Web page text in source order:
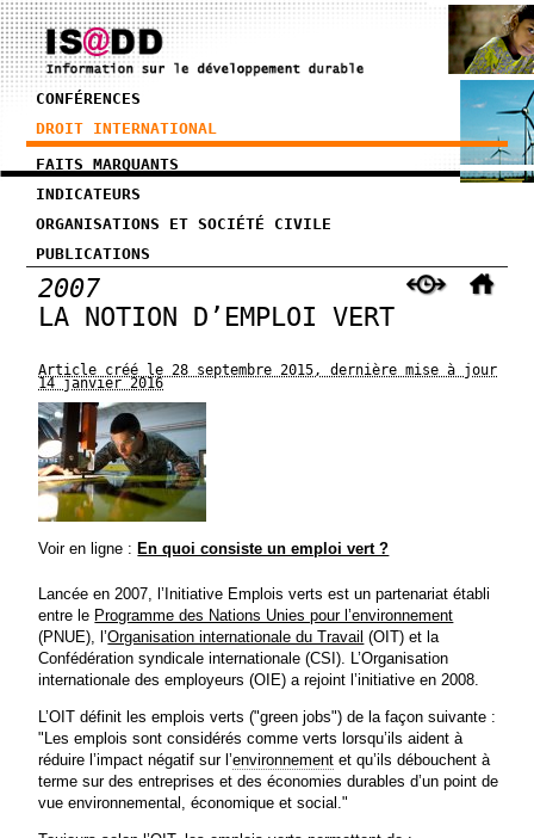
CONFÉRENCES
DROIT INTERNATIONAL
FAITS MARQUANTS
INDICATEURS
ORGANISATIONS ET SOCIÉTÉ CIVILE
PUBLICATIONS
2007
LA NOTION D’EMPLOI VERT
Article créé le 28 septembre 2015, dernière mise à jour
14 janvier 2016
Voir en ligne : En quoi consiste un emploi vert ?
Lancée en 2007, l’Initiative Emplois verts est un partenariat établi
entre le Programme des Nations Unies pour l’environnement
(PNUE), l’Organisation internationale du Travail (OIT) et la
Confédération syndicale internationale (CSI). L’Organisation
internationale des employeurs (OIE) a rejoint l’initiative en 2008.
L’OIT définit les emplois verts ("green jobs") de la façon suivante :
"Les emplois sont considérés comme verts lorsqu’ils aident à
réduire l’impact négatif sur l’environnement et qu’ils débouchent à
terme sur des entreprises et des économies durables d’un point de
vue environnemental, économique et social."